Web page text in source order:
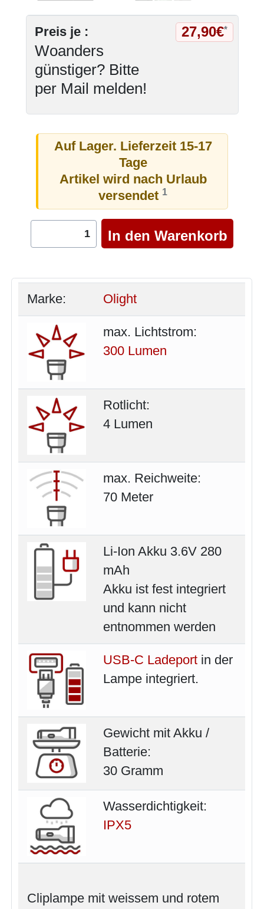
Preis je :
Woanders
günstiger? Bitte
per Mail melden!
27,90€*
Auf Lager. Lieferzeit 15-17
Tage
Artikel wird nach Urlaub
versendet 1
Marke: Olight
max. Lichtstrom:
300 Lumen
Rotlicht:
4 Lumen
max. Reichweite:
70 Meter
Li-Ion Akku 3.6V 280
mAh
Akku ist fest integriert
und kann nicht
entnommen werden
USB-C Ladeportin der
Lampe integriert.
Gewicht mit Akku /
Batterie:
30 Gramm
Wasserdichtigkeit:
IPX5
Cliplampe mit weissem und rotem